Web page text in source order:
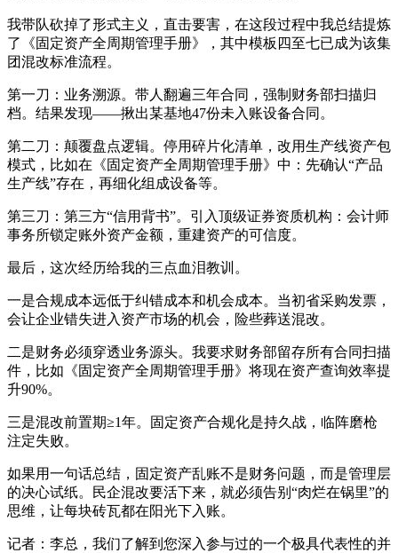
我带队砍掉了形式主义，直击要害，在这段过程中我总结提炼
了《固定资产全周期管理手册》，其中模板四至七已成为该集
团混改标准流程。
第一刀：业务溯源。带人翻遍三年合同，强制财务部扫描归
档。结果发现——揪出某基地47份未入账设备合同。
第二刀：颠覆盘点逻辑。停用碎片化清单，改用生产线资产包
模式，比如在《固定资产全周期管理手册》中：先确认“产品
生产线”存在，再细化组成设备等。
第三刀：第三方“信用背书”。引入顶级证券资质机构：会计师
事务所锁定账外资产金额，重建资产的可信度。
最后，这次经历给我的三点血泪教训。
一是合规成本远低于纠错成本和机会成本。当初省采购发票，
会让企业错失进入资产市场的机会，险些葬送混改。
二是财务必须穿透业务源头。我要求财务部留存所有合同扫描
件，比如《固定资产全周期管理手册》将现在资产查询效率提
升90%。
三是混改前置期≥1年。固定资产合规化是持久战，临阵磨枪
注定失败。
如果用一句话总结，固定资产乱账不是财务问题，而是管理层
的决心试纸。民企混改要活下来，就必须告别“肉烂在锅里”的
思维，让每块砖瓦都在阳光下入账。
记者：李总，我们了解到您深入参与过的一个极具代表性的并